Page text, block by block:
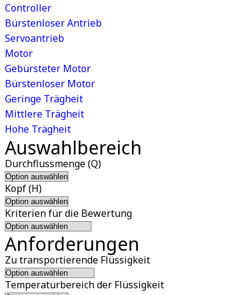
Controller
Bürstenloser Antrieb
Servoantrieb
Motor
Gebürsteter Motor
Bürstenloser Motor
Geringe Trägheit
Mittlere Trägheit
Hohe Trägheit
Auswahlbereich
Durchflussmenge (Q)
Kopf (H)
Kriterien für die Bewertung
Anforderungen
Zu transportierende Flüssigkeit
Temperaturbereich der Flüssigkeit